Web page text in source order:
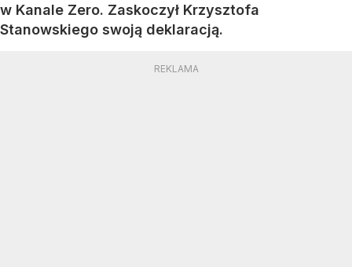
w Kanale Zero. Zaskoczył Krzysztofa
Stanowskiego swoją deklaracją.